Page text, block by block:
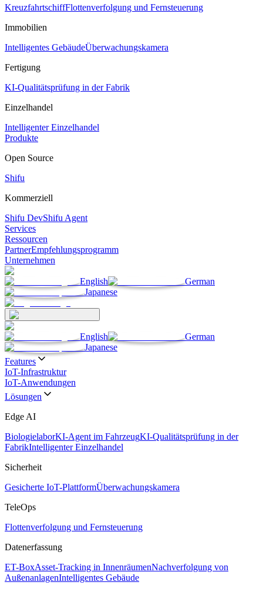
KreuzfahrtschiffFlottenverfolgung und Fernsteuerung
Immobilien
Intelligentes GebäudeÜberwachungskamera
Fertigung
KI-Qualitätsprüfung in der Fabrik
Einzelhandel
Intelligenter Einzelhandel
Produkte
Open Source
Shifu
Kommerziell
Shifu DevShifu Agent
Services
Ressourcen
PartnerEmpfehlungsprogramm
Unternehmen
English
German
Japanese
English
German
Japanese
Features
IoT-Infrastruktur
IoT-Anwendungen
Lösungen
Edge AI
BiologielaborKI-Agent im FahrzeugKI-Qualitätsprüfung in der
FabrikIntelligenter Einzelhandel
Sicherheit
Gesicherte IoT-PlattformÜberwachungskamera
TeleOps
Flottenverfolgung und Fernsteuerung
Datenerfassung
ET-BoxAsset-Tracking in InnenräumenNachverfolgung von
AußenanlagenIntelligentes Gebäude